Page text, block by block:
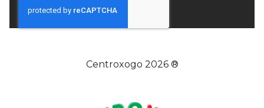
Centroxogo 2026 ®